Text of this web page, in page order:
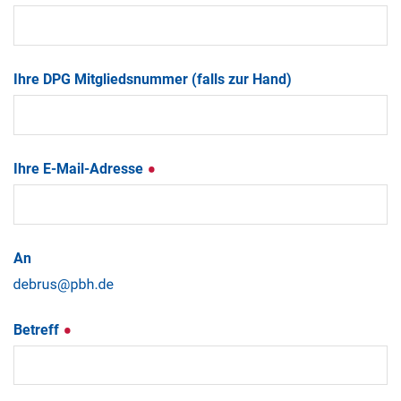
Ihre DPG Mitgliedsnummer (falls zur Hand)
Ihre E-Mail-Adresse
An
Betreff